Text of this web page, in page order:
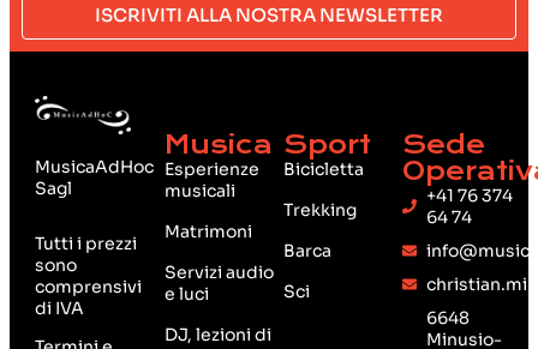
ISCRIVITI ALLA NOSTRA NEWSLETTER
MusicaAdHoc
Sagl
Tutti i prezzi
sono
comprensivi
di IVA
Musica
Esperienze
musicali
Matrimoni
Servizi audio
e luci
DJ, lezioni di
Sport
Bicicletta
Trekking
Barca
Sci
Sede
+41 76 374
64 74
6648
Minusio-